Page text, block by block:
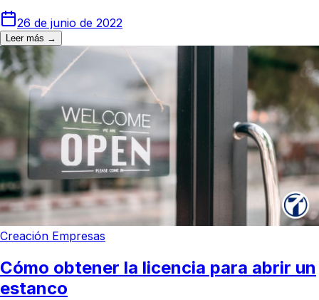
26 de junio de 2022
Leer más →
Creación Empresas
Cómo obtener la licencia para abrir un
estanco